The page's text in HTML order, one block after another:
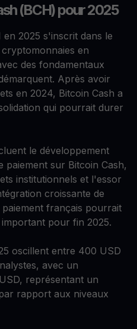
(BCH) pour 2025
2025 s'inscrit dans le
en
des fondamentaux
Après avoir
en 2024, Bitcoin Cash a
qui pourrait durer
le développement
paiement sur Bitcoin Cash,
institutionnels et l'essor
croissante de
paiement français pourrait
pour fin 2025.
oscillent entre 400 USD
avec un
représentant un
rapport aux niveaux